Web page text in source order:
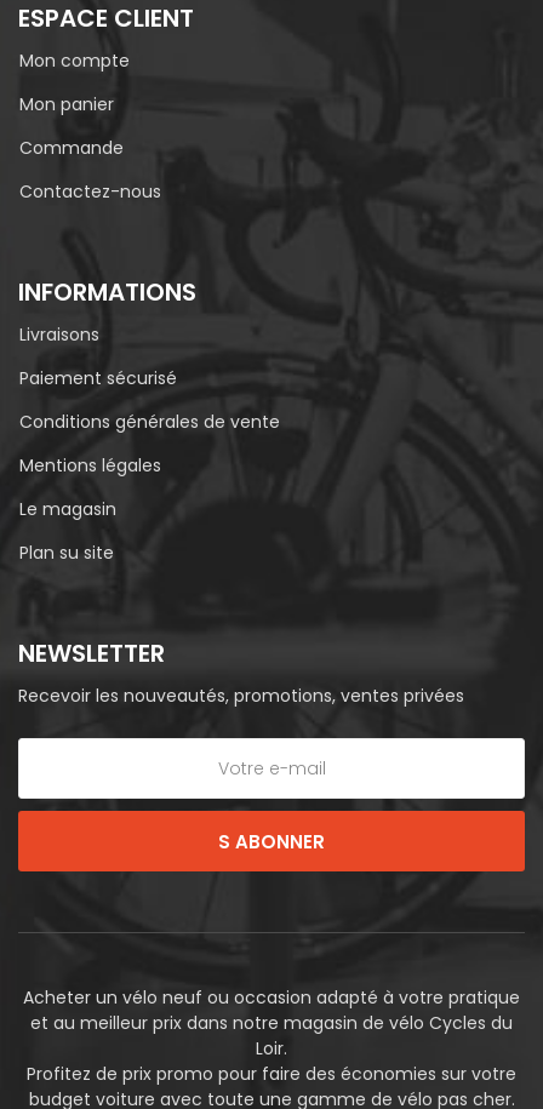
ESPACE CLIENT
Mon compte
Mon panier
Commande
Contactez-nous
INFORMATIONS
Livraisons
Paiement sécurisé
Conditions générales de vente
Mentions légales
Le magasin
Plan su site
NEWSLETTER
Recevoir les nouveautés, promotions, ventes privées
S ABONNER
Acheter un vélo neuf ou occasion adapté à votre pratique
et au meilleur prix dans notre magasin de vélo Cycles du
Loir.
Profitez de prix promo pour faire des économies sur votre
budget voiture avec toute une gamme de vélo pas cher.